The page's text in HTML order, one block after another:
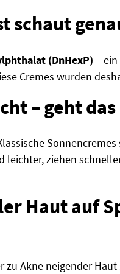
schaut
(DnHexP) –
Cremes wurden
– geht das
ziehen
Haut auf
Akne neigender